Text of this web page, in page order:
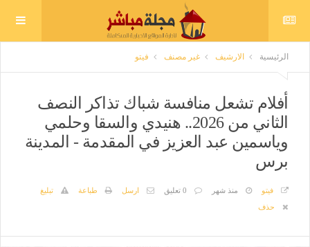
الرئيسية الارشيف غير مصنف فيتو
أفلام تشعل منافسة شباك تذاكر النصف
الثاني من 2026.. هنيدي والسقا وحلمي
وياسمين عبد العزيز في المقدمة - المدينة
برس
فيتو منذ شهر 0 تعليق ارسل طباعة
تبليغ
حذف